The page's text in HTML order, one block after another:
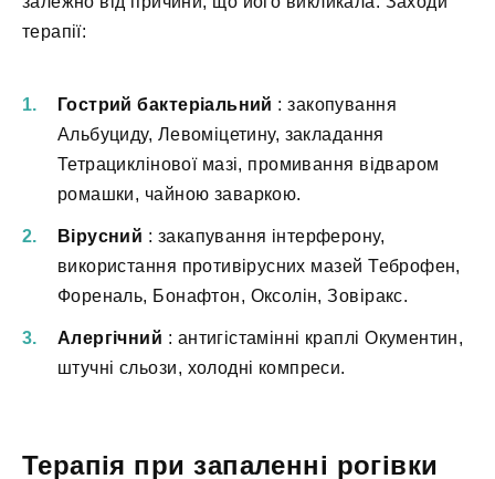
терапії:
Гострий бактеріальний : закопування
Альбуциду, Левоміцетину, закладання
Тетрациклінової мазі, промивання відваром
ромашки, чайною заваркою.
Вірусний : закапування інтерферону,
використання противірусних мазей Теброфен,
Фореналь, Бонафтон, Оксолін, Зовіракс.
Алергічний : антигістамінні краплі Окументин,
штучні сльози, холодні компреси.
Терапія при запаленні рогівки